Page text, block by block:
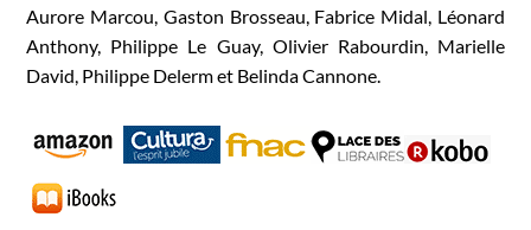
Aurore Marcou, Gaston Brosseau, Fabrice Midal, Léonard
Anthony, Philippe Le Guay, Olivier Rabourdin, Marielle
David, Philippe Delerm et Belinda Cannone.